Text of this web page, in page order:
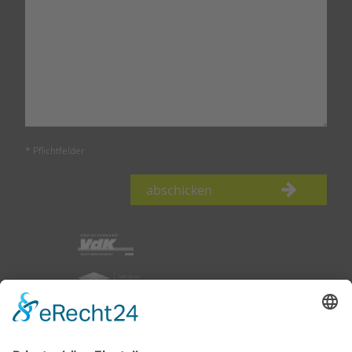
* Pflichtfelder
abschicken